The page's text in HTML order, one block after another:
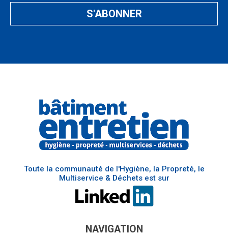
Toute la communauté de l'Hygiène, la Propreté, le
Multiservice & Déchets est sur
NAVIGATION